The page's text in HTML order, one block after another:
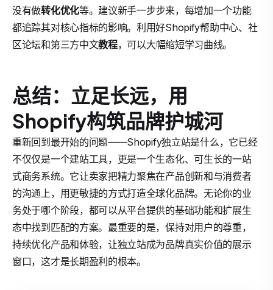
没有做转化优化等。建议新手一步步来，每增加一个功能
都追踪其对核心指标的影响。利用好Shopify帮助中心、社
区论坛和第三方中文教程，可以大幅缩短学习曲线。
总结：立足长远，用
Shopify构筑品牌护城河
重新回到最开始的问题——Shopify独立站是什么，它已经
不仅仅是一个建站工具，更是一个生态化、可生长的一站
式商务系统。它让卖家把精力聚焦在产品创新和与消费者
的沟通上，用更敏捷的方式打造全球化品牌。无论你的业
务处于哪个阶段，都可以从平台提供的基础功能和扩展生
态中找到匹配的方案。最重要的是，保持对用户的尊重，
持续优化产品和体验，让独立站成为品牌真实价值的展示
窗口，这才是长期盈利的根本。